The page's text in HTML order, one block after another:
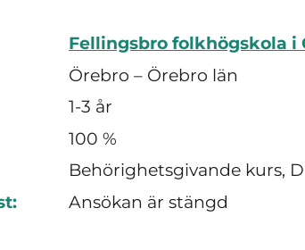
Fellingsbro folkhögskola i
Örebro – Örebro län
1-3 år
100 %
Behörighetsgivande kurs,
Ansökan är stängd